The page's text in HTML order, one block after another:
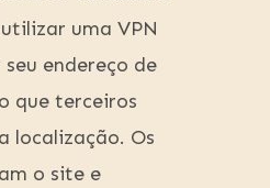
uma VPN
endereço de
que terceiros
localização. Os
o site e